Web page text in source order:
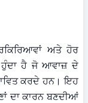
ਅਤੇ ਹੋਰ
ਹੁੰਦਾ ਹੈ ਜੋ ਆਵਾਜ਼ ਦੇ
ਕਰਦੇ ਹਨ। ਇਹ
ਦਾ ਕਾਰਨ ਬਣਦੀਆਂ